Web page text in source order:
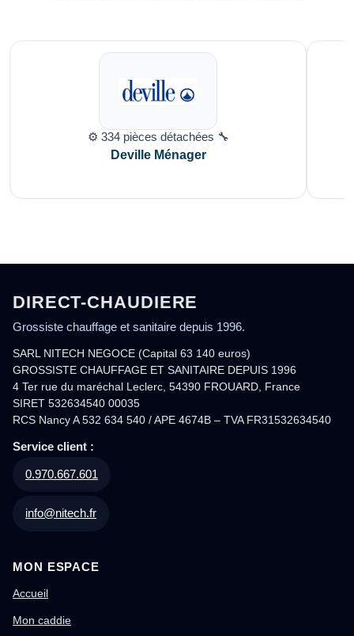
⚙️ 334 pièces détachées 🔧
Deville Ménager
DIRECT-CHAUDIERE
Grossiste chauffage et sanitaire depuis 1996.
SARL NITECH NEGOCE (Capital 63 140 euros)
GROSSISTE CHAUFFAGE ET SANITAIRE DEPUIS 1996
4 Ter rue du maréchal Leclerc, 54390 FROUARD, France
SIRET 532634540 00035
RCS Nancy A 532 634 540 / APE 4674B – TVA FR31532634540
Service client :
0.970.667.601
info@nitech.fr
MON ESPACE
Accueil
Mon caddie